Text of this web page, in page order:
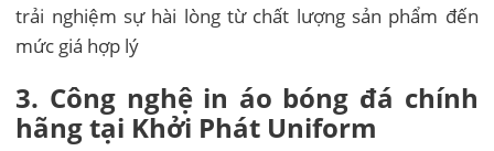
trải nghiệm sự hài lòng từ chất lượng sản phẩm đến
mức giá hợp lý
3. Công nghệ in áo bóng đá chính
hãng tại Khởi Phát Uniform